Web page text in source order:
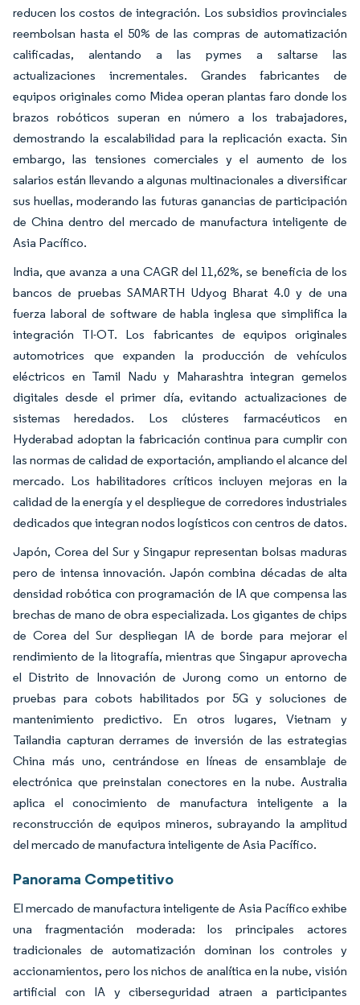
reducen los costos de integración. Los subsidios provinciales
reembolsan hasta el 50% de las compras de automatización
calificadas, alentando a las pymes a saltarse las
actualizaciones incrementales. Grandes fabricantes de
equipos originales como Midea operan plantas faro donde los
brazos robóticos superan en número a los trabajadores,
demostrando la escalabilidad para la replicación exacta. Sin
embargo, las tensiones comerciales y el aumento de los
salarios están llevando a algunas multinacionales a diversificar
sus huellas, moderando las futuras ganancias de participación
de China dentro del mercado de manufactura inteligente de
Asia Pacífico.
India, que avanza a una CAGR del 11,62%, se beneficia de los
bancos de pruebas SAMARTH Udyog Bharat 4.0 y de una
fuerza laboral de software de habla inglesa que simplifica la
integración TI-OT. Los fabricantes de equipos originales
automotrices que expanden la producción de vehículos
eléctricos en Tamil Nadu y Maharashtra integran gemelos
digitales desde el primer día, evitando actualizaciones de
sistemas heredados. Los clústeres farmacéuticos en
Hyderabad adoptan la fabricación continua para cumplir con
las normas de calidad de exportación, ampliando el alcance del
mercado. Los habilitadores críticos incluyen mejoras en la
calidad de la energía y el despliegue de corredores industriales
dedicados que integran nodos logísticos con centros de datos.
Japón, Corea del Sur y Singapur representan bolsas maduras
pero de intensa innovación. Japón combina décadas de alta
densidad robótica con programación de IA que compensa las
brechas de mano de obra especializada. Los gigantes de chips
de Corea del Sur despliegan IA de borde para mejorar el
rendimiento de la litografía, mientras que Singapur aprovecha
el Distrito de Innovación de Jurong como un entorno de
pruebas para cobots habilitados por 5G y soluciones de
mantenimiento predictivo. En otros lugares, Vietnam y
Tailandia capturan derrames de inversión de las estrategias
China más uno, centrándose en líneas de ensamblaje de
electrónica que preinstalan conectores en la nube. Australia
aplica el conocimiento de manufactura inteligente a la
reconstrucción de equipos mineros, subrayando la amplitud
del mercado de manufactura inteligente de Asia Pacífico.
Panorama Competitivo
El mercado de manufactura inteligente de Asia Pacífico exhibe
una fragmentación moderada: los principales actores
tradicionales de automatización dominan los controles y
accionamientos, pero los nichos de analítica en la nube, visión
artificial con IA y ciberseguridad atraen a participantes